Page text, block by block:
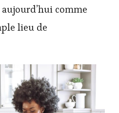
comme
lieu de